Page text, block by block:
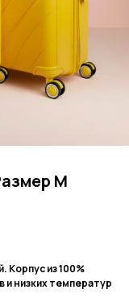
M
Корпус из 100%
и низких температур